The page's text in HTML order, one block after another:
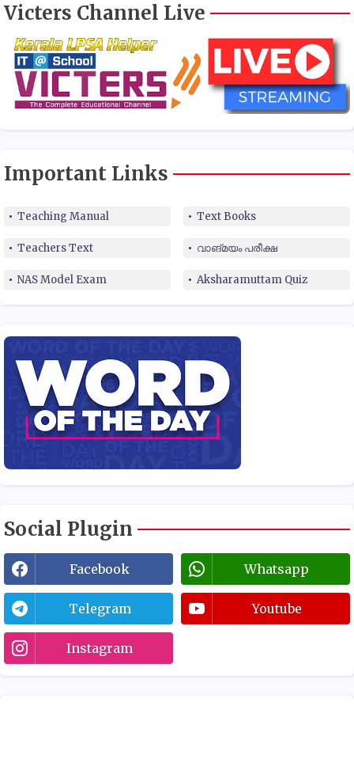
Victers Channel Live
Important Links
Teaching Manual Text Books
Teachers Text വാങ്മയം പരീക്ഷ
NAS Model Exam Aksharamuttam Quiz
Social Plugin
Facebook Whatsapp
Telegram Youtube
Instagram